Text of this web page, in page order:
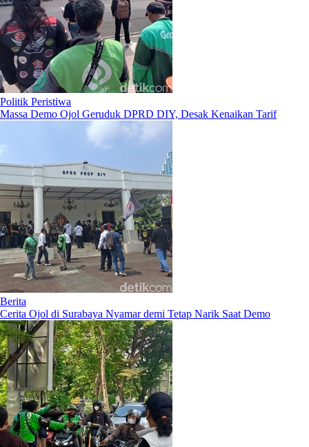
Politik Peristiwa
Massa Demo Ojol Geruduk DPRD DIY, Desak Kenaikan Tarif
Berita
Cerita Ojol di Surabaya Nyamar demi Tetap Narik Saat Demo